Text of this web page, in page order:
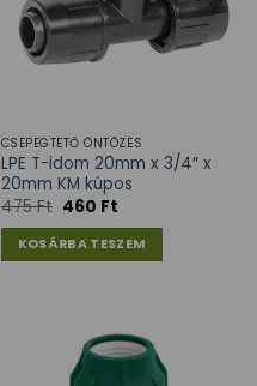
CSEPEGTETŐ ÖNTÖZÉS
LPE T-idom 20mm x 3/4″ x
20mm KM kúpos
475Ft 460 Ft
KOSÁRBA TESZEM